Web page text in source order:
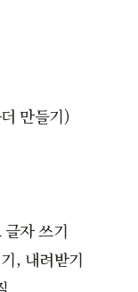
만들기)
자 쓰기
, 내려받기